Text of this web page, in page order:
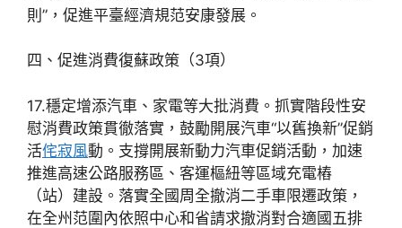
則”，促進平臺經濟規范安康發展。
四、促進消費復蘇政策（3項）
17.穩定增添汽車、家電等大批消費。抓實階段性安
慰消費政策貫徹落實，鼓勵開展汽車“以舊換新”促銷
活侘寂風動。支撐開展新動力汽車促銷活動，加速
推進高速公路服務區、客運樞紐等區域充電樁
（站）建設。落實全國周全撤消二手車限遷政策，
在全州范圍內依照中心和省請求撤消對合適國五排